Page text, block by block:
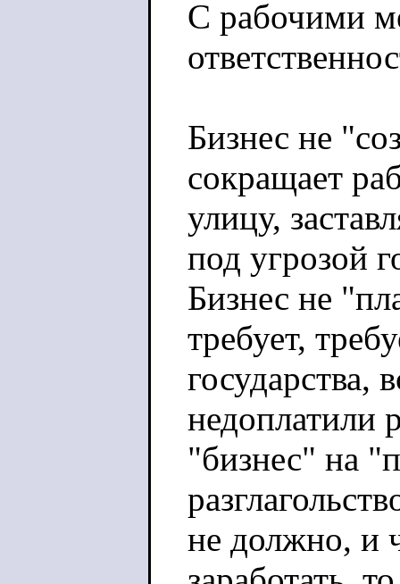
С рабочими
Бизнес не
сокращает
улицу,
под угрозой
Бизнес не
требует,
государства,
недоплатили
"бизнес" на
не должно, и